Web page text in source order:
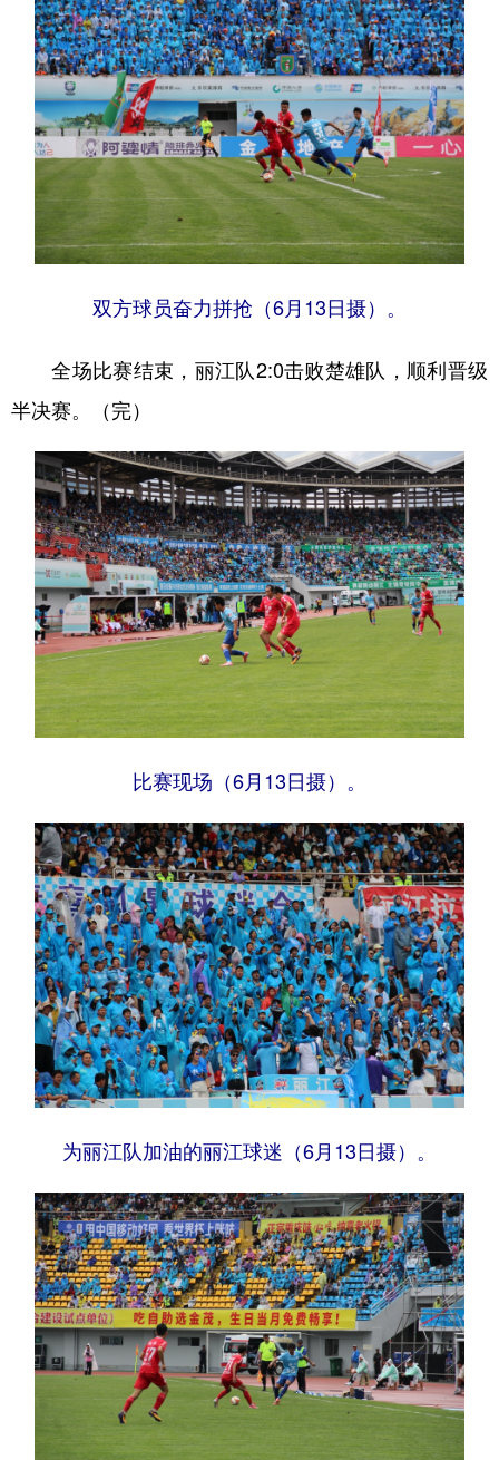
双方球员奋力拼抢（6月13日摄）。
全场比赛结束，丽江队2:0击败楚雄队，顺利晋级
半决赛。（完）
比赛现场（6月13日摄）。
为丽江队加油的丽江球迷（6月13日摄）。